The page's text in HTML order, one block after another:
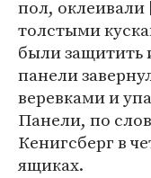
пол,
толстыми
были защитить
панели
веревками и
Панели, по
Кенигсберг в
ящиках.